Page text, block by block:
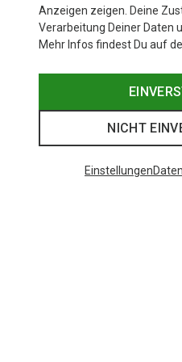
Anzeigen zeigen. Deine
Verarbeitung Deiner Daten
Mehr Infos findest Du auf
NICHT
Einstellungen